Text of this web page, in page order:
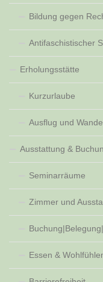
Bildung gegen
Antifaschistischer
Erholungsstätte
Kurzurlaube
Ausflug und
Ausstattung &
Seminarräume
Zimmer und
Essen &